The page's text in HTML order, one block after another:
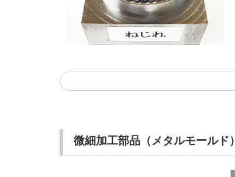
微細加工部品（メタルモールド）